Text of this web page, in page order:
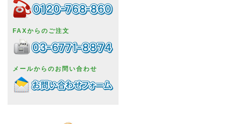
FAXからのご注文
メールからのお問い合わせ